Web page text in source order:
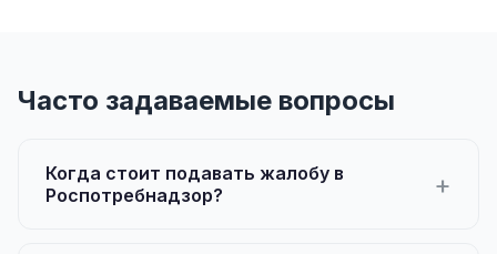
Часто задаваемые вопросы
Когда стоит подавать жалобу в
Роспотребнадзор?